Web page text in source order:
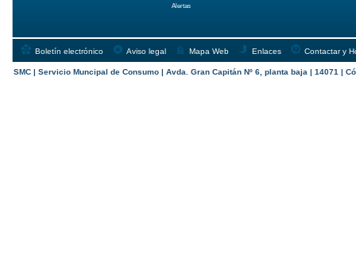
Alertas
Boletín electrónico Aviso legal Mapa Web Enlaces Contactar y
SMC | Servicio Muncipal de Consumo | Avda. Gran Capitán Nº 6, planta baja | 14071 |